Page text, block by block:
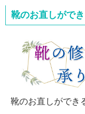
靴のお直しがで
靴のお直しができ